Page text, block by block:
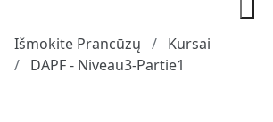
Išmokite Prancūzų
Kursai
DAPF - Niveau3-Partie1